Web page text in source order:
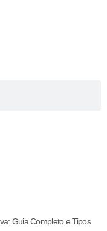
Guia Completo e Tipos